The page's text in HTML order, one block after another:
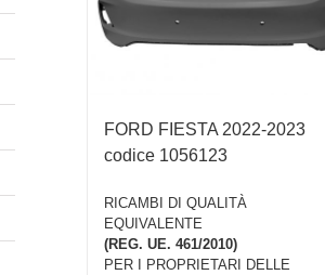
FORD FIESTA 2022-2023
codice 1056123
RICAMBI DI QUALITÀ
EQUIVALENTE
(REG. UE. 461/2010)
PER I PROPRIETARI DELLE